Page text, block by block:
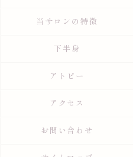
当サロンの特徴
下半身
アトピー
アクセス
お問い合わせ